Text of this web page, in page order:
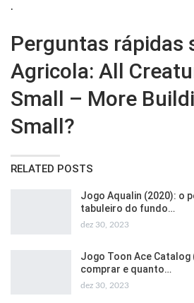
.
Perguntas rápidas
Agricola: All
Small – More
Small?
RELATED POSTS
Jogo Aqualin (2020): o
tabuleiro do fundo…
dez 30, 2023
Jogo Toon Ace Catalog
comprar e quanto…
dez 30, 2023